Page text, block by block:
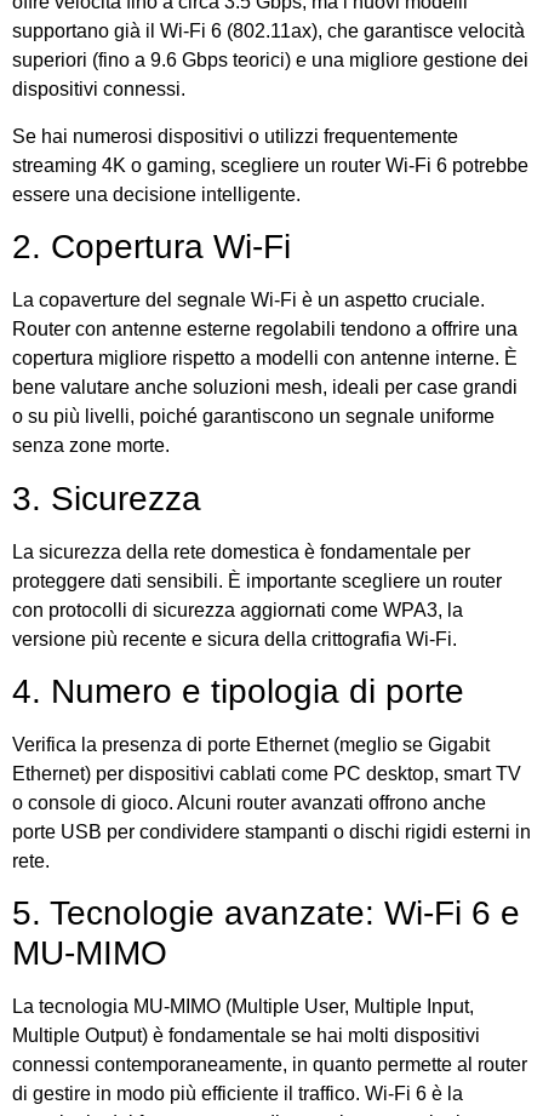
supportano già il Wi-Fi 6 (802.11ax), che garantisce velocità
superiori (fino a 9.6 Gbps teorici) e una migliore gestione dei
dispositivi connessi.
Se hai numerosi dispositivi o utilizzi frequentemente
streaming 4K o gaming, scegliere un router Wi-Fi 6 potrebbe
essere una decisione intelligente.
2. Copertura Wi-Fi
La copaverture del segnale Wi-Fi è un aspetto cruciale.
Router con antenne esterne regolabili tendono a offrire una
copertura migliore rispetto a modelli con antenne interne. È
bene valutare anche soluzioni mesh, ideali per case grandi
o su più livelli, poiché garantiscono un segnale uniforme
senza zone morte.
3. Sicurezza
La sicurezza della rete domestica è fondamentale per
proteggere dati sensibili. È importante scegliere un router
con protocolli di sicurezza aggiornati come WPA3, la
versione più recente e sicura della crittografia Wi-Fi.
4. Numero e tipologia di porte
Verifica la presenza di porte Ethernet (meglio se Gigabit
Ethernet) per dispositivi cablati come PC desktop, smart TV
o console di gioco. Alcuni router avanzati offrono anche
porte USB per condividere stampanti o dischi rigidi esterni in
rete.
5. Tecnologie avanzate: Wi-Fi 6 e
MU-MIMO
La tecnologia MU-MIMO (Multiple User, Multiple Input,
Multiple Output) è fondamentale se hai molti dispositivi
connessi contemporaneamente, in quanto permette al router
di gestire in modo più efficiente il traffico. Wi-Fi 6 è la